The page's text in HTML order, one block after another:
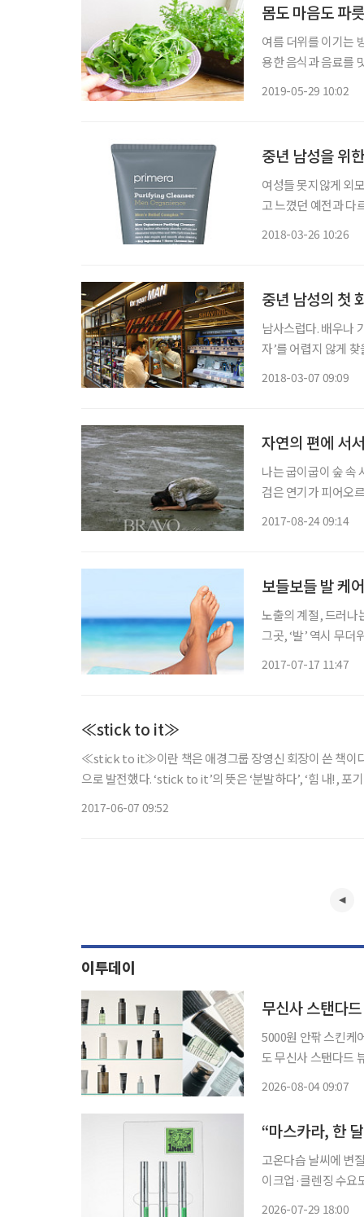
몸도 마음도 파
여름 더위를 이기는
용한 음식과 음료를
2019-05-29 10:02
중년 남성을 위
여성들 못지않게 외
고 느꼈던 예전과 다
2018-03-26 10:26
중년 남성의 첫
남사스럽다. 배우나
자’를 어렵지 않게
2018-03-07 09:09
자연의 편에 서
나는 굽이굽이 숲 속
검은 연기가 피어오
2017-08-24 09:14
보들보들 발 케
노출의 계절, 드러나
그곳, ‘발’ 역시 무
2017-07-17 11:47
≪stick to it≫
≪stick to it≫이란 책은 애경그룹 장영신 회장이 쓴 책이
으로 발전했다. ‘stick to it’의 뜻은 ‘분발하다’, ‘힘 내!, 포기하지 마!‘라는 뜻이다. 새 정부가
2017-06-07 09:52
이투데이
무신사 스탠다
5000원 안팎 스킨케
도 무신사 스탠다드 뷰티가 초가성비 스킨케어 제품 인기에 힘입어 상반기 거래액이 2배 이상
2026-08-04 09:07
고온다습 날씨에 변
이크업·클렌징 수요
2026-07-29 18:00